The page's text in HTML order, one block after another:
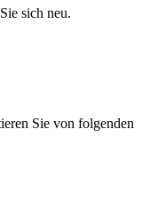
sich neu.
Sie von folgenden